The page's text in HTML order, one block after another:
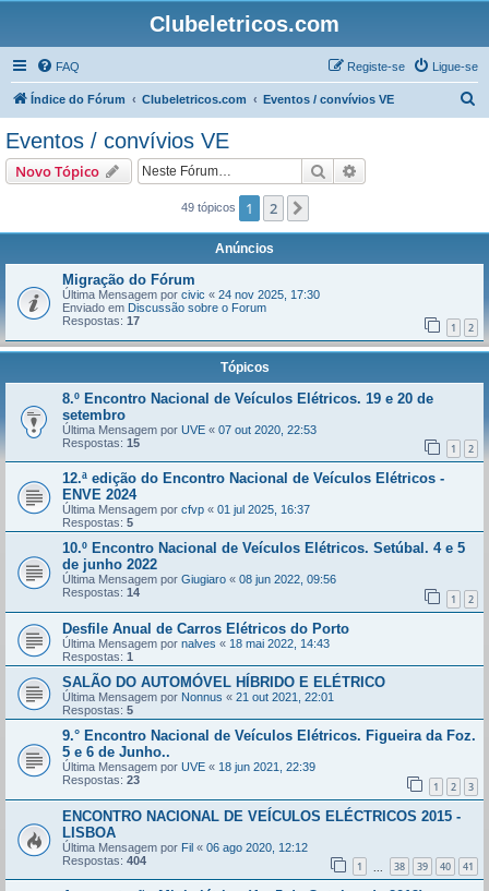
Clubeletricos.com
FAQ Ligue-se
Registe-se
Índice do Fórum Clubeletricos.com Eventos / convívios VE
Eventos / convívios VE
Novo Tópico Pesquisar
49 tópicos 1 2
Anúncios
Migração do Fórum
Última Mensagem por civic « 24 nov 2025, 17:30
Enviado em Discussão sobre o Forum
Respostas: 17 1 2
Tópicos
8.º Encontro Nacional de Veículos Elétricos. 19 e 20 de
setembro
Última Mensagem por UVE « 07 out 2020, 22:53
Respostas: 15 1 2
12.ª edição do Encontro Nacional de Veículos Elétricos -
ENVE 2024
Última Mensagem por cfvp « 01 jul 2025, 16:37
Respostas: 5
10.º Encontro Nacional de Veículos Elétricos. Setúbal. 4 e 5
de junho 2022
Última Mensagem por Giugiaro « 08 jun 2022, 09:56
Respostas: 14 1 2
Desfile Anual de Carros Elétricos do Porto
Última Mensagem por nalves « 18 mai 2022, 14:43
Respostas: 1
SALÃO DO AUTOMÓVEL HÍBRIDO E ELÉTRICO
Última Mensagem por Nonnus « 21 out 2021, 22:01
Respostas: 5
9.° Encontro Nacional de Veículos Elétricos. Figueira da Foz.
5 e 6 de Junho..
Última Mensagem por UVE « 18 jun 2021, 22:39
Respostas: 23 1 2 3
ENCONTRO NACIONAL DE VEÍCULOS ELÉCTRICOS 2015 -
LISBOA
Última Mensagem por Fil « 06 ago 2020, 12:12
Respostas: 404 1 38 39 40 41